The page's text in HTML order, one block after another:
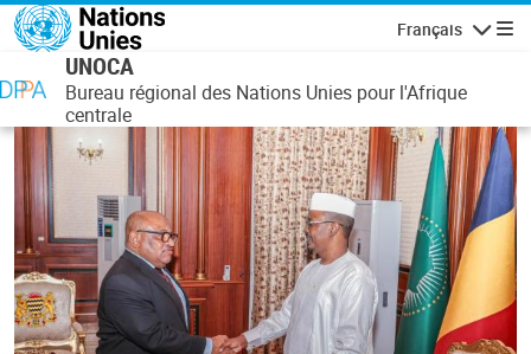
Aller au contenu principal
Français
UNOCA
Bureau régional des Nations Unies pour l'Afrique
centrale